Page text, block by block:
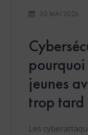
30 MAI 2026
jeunes
trop tard
Les